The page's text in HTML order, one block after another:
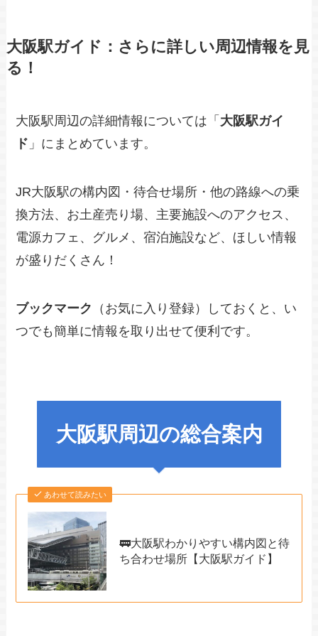
大阪駅ガイド：さらに詳しい周辺情報を見
る！
大阪駅周辺の詳細情報については「 大阪駅ガイ
ド 」にまとめています。
JR大阪駅の構内図・待合せ場所・他の路線への乗
換方法、お土産売り場、主要施設へのアクセス、
電源カフェ、グルメ、宿泊施設など、ほしい情報
が盛りだくさん！
ブックマーク
（お気に入り登録）しておくと、い
つでも簡単に情報を取り出せて便利です。
大阪駅周辺の総合案内
あわせて読みたい
🚃大阪駅わかりやすい構内図と待
ち合わせ場所【大阪駅ガイド】